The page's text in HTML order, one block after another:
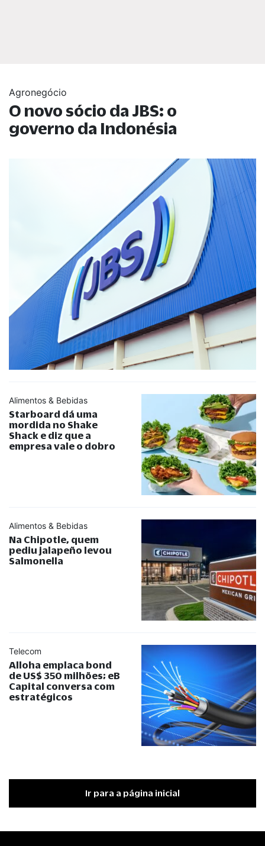
Agronegócio
O novo sócio da JBS: o
governo da Indonésia
Alimentos & Bebidas
Starboard dá uma
mordida no Shake
Shack e diz que a
empresa vale o dobro
Alimentos & Bebidas
Na Chipotle, quem
pediu jalapeño levou
Salmonella
Telecom
Alloha emplaca bond
de US$ 350 milhões; eB
Capital conversa com
estratégicos
Ir para a página inicial